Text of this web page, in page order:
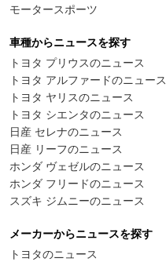
モータースポーツ
車種からニュースを探す
トヨタ プリウスのニュース
トヨタ アルファードのニュース
トヨタ ヤリスのニュース
トヨタ シエンタのニュース
日産 セレナのニュース
日産 リーフのニュース
ホンダ ヴェゼルのニュース
ホンダ フリードのニュース
スズキ ジムニーのニュース
メーカーからニュースを探す
トヨタのニュース